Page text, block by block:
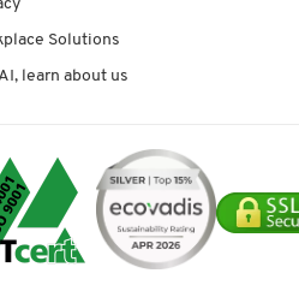
Solutions
learn about us